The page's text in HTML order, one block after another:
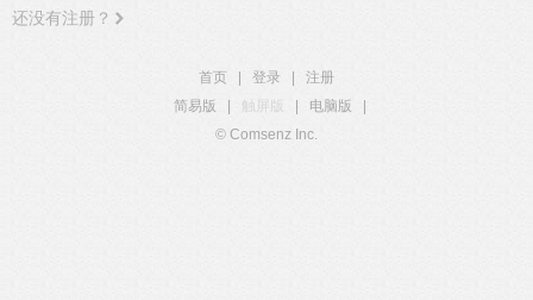
还没有注册？
首页 登录
注册
简易版
触屏版 电脑版
© Comsenz Inc.